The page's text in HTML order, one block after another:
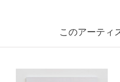
このアーティ